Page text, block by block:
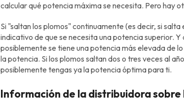
calcular qué potencia máxima se necesita. Pero hay
Si "saltan los plomos" continuamente (es decir, si
indicativo de que se necesita una potencia superior. Y
posiblemente se tiene una potencia más elevada de
la potencia. Si los plomos saltan dos o tres veces al
posiblemente tengas ya la potencia óptima para ti.
Información de la distribuidora